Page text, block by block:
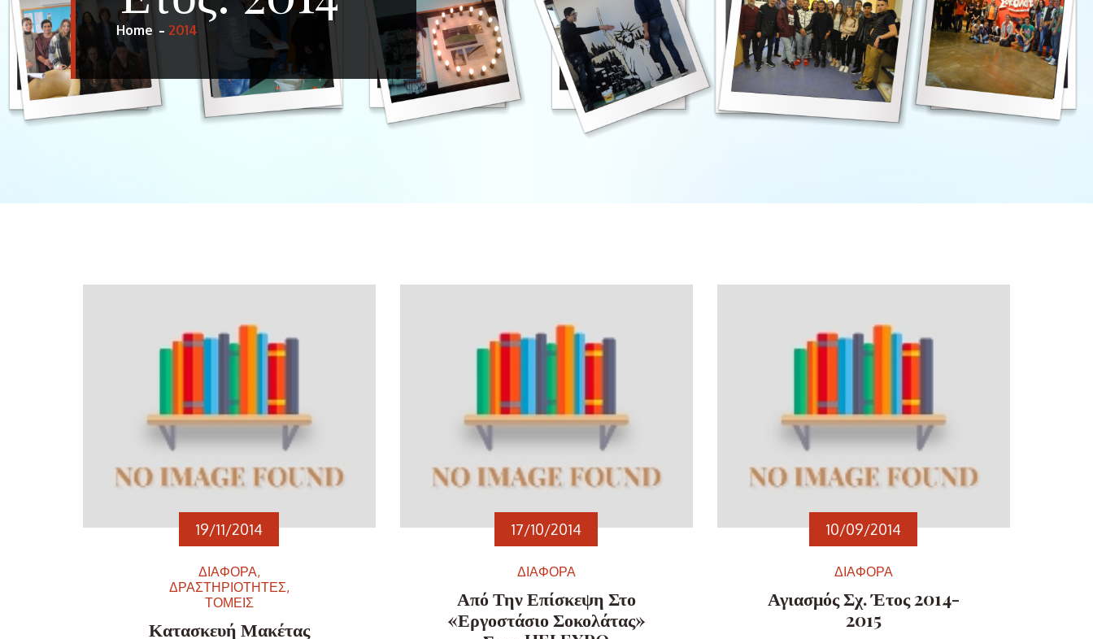
Home 2014
19/11/2014
ΔΙΑΦΟΡΑ
ΔΡΑΣΤΗΡΙΟΤΗΤΕΣ
ΤΟΜΕΙΣ
Κατασκευή Μακέτας
17/10/2014
ΔΙΑΦΟΡΑ
Από Την Επίσκεψη Στο
«Εργοστάσιο Σοκολάτας»
10/09/2014
ΔΙΑΦΟΡΑ
Αγιασμός Σχ. Έτος 2014-
2015